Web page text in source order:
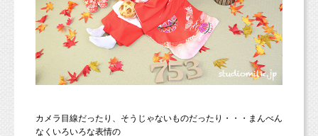
カメラ目線だったり、そうじゃないものだったり・・・まんべん
なくいろいろな表情の